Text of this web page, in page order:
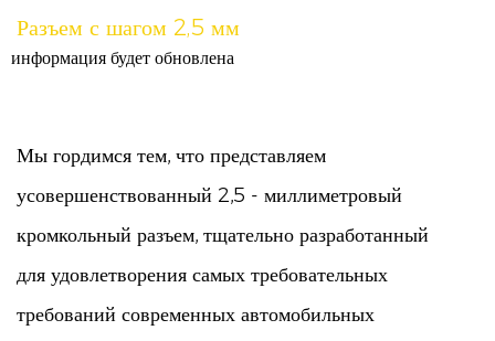
Разъем с шагом 2,5 мм
информация будет обновлена
Мы гордимся тем, что представляем
усовершенствованный 2,5 - миллиметровый
кромкольный разъем, тщательно разработанный
для удовлетворения самых требовательных
требований современных автомобильных